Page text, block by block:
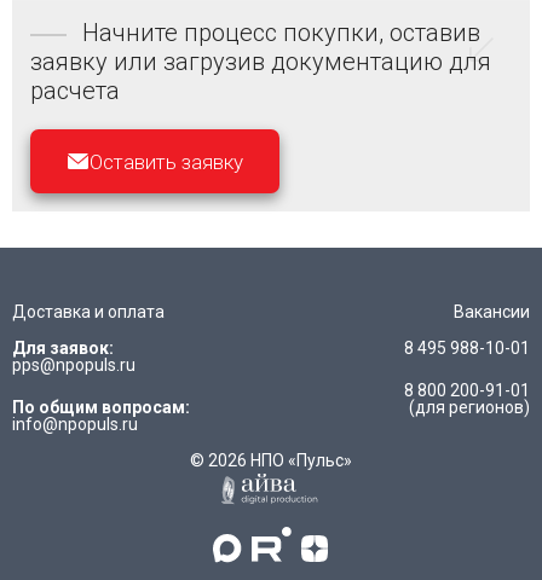
Начните процесс покупки, оставив
заявку или загрузив документацию для
расчета
Оставить заявку
Доставка и оплата
Вакансии
Для заявок:
pps@npopuls.ru
По общим вопросам:
info@npopuls.ru
8 495 988-10-01
8 800 200-91-01
(для регионов)
© 2026 НПО «Пульс»